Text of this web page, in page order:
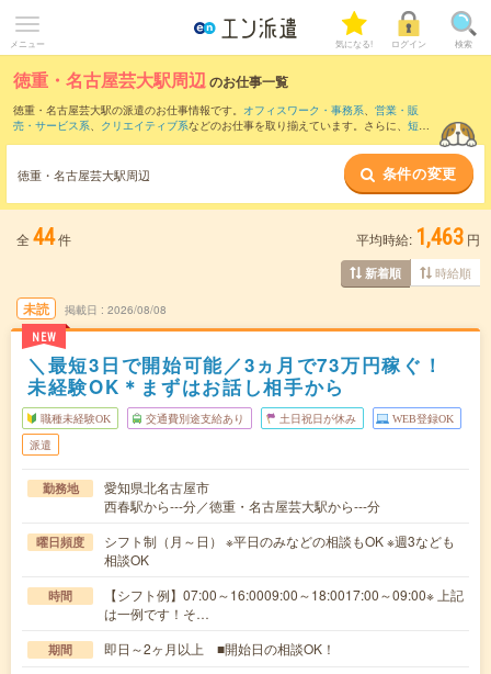
メニュー 気になる! ログイン 検索
徳重・名古屋芸大駅周辺のお仕事一覧
徳重・名古屋芸大駅の派遣のお仕事情報です。 オフィスワーク・事務系、 営業・販
売・サービス系、 クリエイティブ系などのお仕事を取り揃えています。さらに、 短期
また、 名古屋駅・栄(愛知県)駅 伏見(愛知県)駅など近
隣駅のお仕事もご確認いただけます。
徳重・名古屋芸大駅周辺 条件の変更
全 44件 平均時給: 1,463 円
新着順 時給順
未読
NEW
掲載日 2026/08/08
＼最短3日で開始可能／3ヵ月で73万円稼ぐ！
未経験OK＊まずはお話し相手から
職種未経験OK 交通費別途支給あり 土日祝日が休み WEB登録OK
派遣
勤務地
愛知県北名古屋市
西春駅から---分／徳重・名古屋芸大駅から---分
曜日頻度
シフト制（月～日） ※平日のみなどの相談もOK ※週3なども
相談OK
時間
【シフト例】07:00～16:0009:00～18:0017:00～09:00※ 上記
は一例です！そ…
期間 即日～2ヶ月以上 ■開始日の相談OK！